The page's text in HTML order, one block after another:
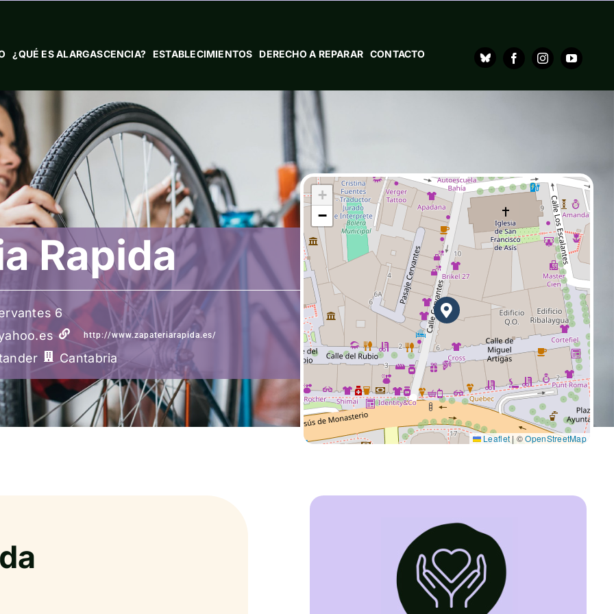
¿QUÉ ES ALARGASCENCIA? ESTABLECIMIENTOS DERECHO A REPARAR CONTACTO
Rapida
6
http://www.zapateriarapida.es/
Cantabria
+
−
Leaflet | ©OpenStreetMap